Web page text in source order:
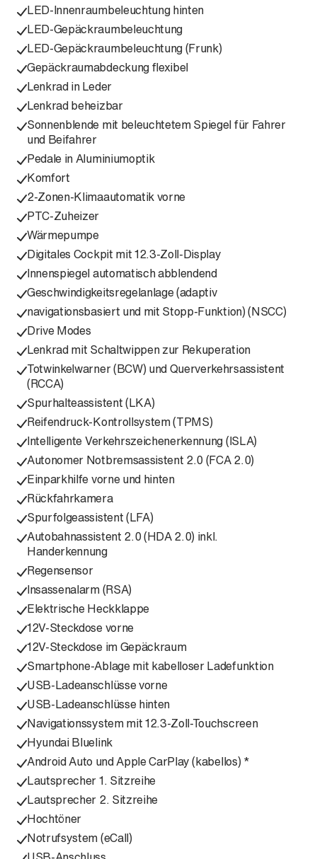
LED-Innenraumbeleuchtung hinten
LED-Gepäckraumbeleuchtung
LED-Gepäckraumbeleuchtung (Frunk)
Gepäckraumabdeckung flexibel
Lenkrad in Leder
Lenkrad beheizbar
Sonnenblende mit beleuchtetem Spiegel für Fahrer
und Beifahrer
Pedale in Aluminiumoptik
Komfort
2-Zonen-Klimaautomatik vorne
PTC-Zuheizer
Wärmepumpe
Digitales Cockpit mit 12.3-Zoll-Display
Innenspiegel automatisch abblendend
Geschwindigkeitsregelanlage (adaptiv
navigationsbasiert und mit Stopp-Funktion) (NSCC)
Drive Modes
Lenkrad mit Schaltwippen zur Rekuperation
Totwinkelwarner (BCW) und Querverkehrsassistent
(RCCA)
Spurhalteassistent (LKA)
Reifendruck-Kontrollsystem (TPMS)
Intelligente Verkehrszeichenerkennung (ISLA)
Autonomer Notbremsassistent 2.0 (FCA 2.0)
Einparkhilfe vorne und hinten
Rückfahrkamera
Spurfolgeassistent (LFA)
Autobahnassistent 2.0 (HDA 2.0) inkl.
Handerkennung
Regensensor
Insassenalarm (RSA)
Elektrische Heckklappe
12V-Steckdose vorne
12V-Steckdose im Gepäckraum
Smartphone-Ablage mit kabelloser Ladefunktion
USB-Ladeanschlüsse vorne
USB-Ladeanschlüsse hinten
Navigationssystem mit 12.3-Zoll-Touchscreen
Hyundai Bluelink
Android Auto und Apple CarPlay (kabellos) *
Lautsprecher 1. Sitzreihe
Lautsprecher 2. Sitzreihe
Hochtöner
Notrufsystem (eCall)